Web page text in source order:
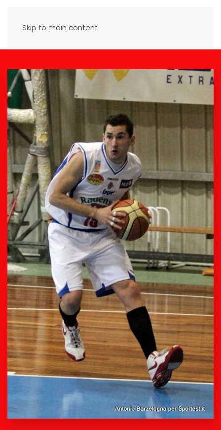
Skip to main content